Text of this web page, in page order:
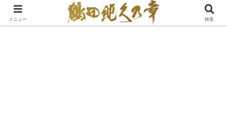
メニュー 検索